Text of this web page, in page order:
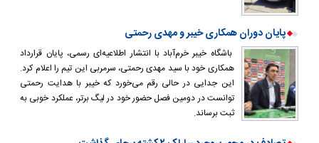
پایان دوران همکاری خیبر و مهدی رحمتی
باشگاه خیبر خرم‌آباد با انتشار اطلاعیه‌ای رسمی، پایان قرارداد
همکاری خود با سید مهدی رحمتی، سرمربی این تیم را اعلام کرد.
این جدایی در حالی رقم می‌خورد که خیبر با هدایت رحمتی
توانست در دومین فصل حضور خود در لیگ برتر، عملکرد خوبی به
ثبت برساند.